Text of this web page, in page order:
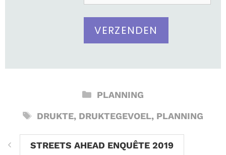
CATEGORIEËN
PLANNING
TAGS
DRUKTE, DRUKTEGEVOEL, PLANNING
STREETS AHEAD ENQUÊTE 2019